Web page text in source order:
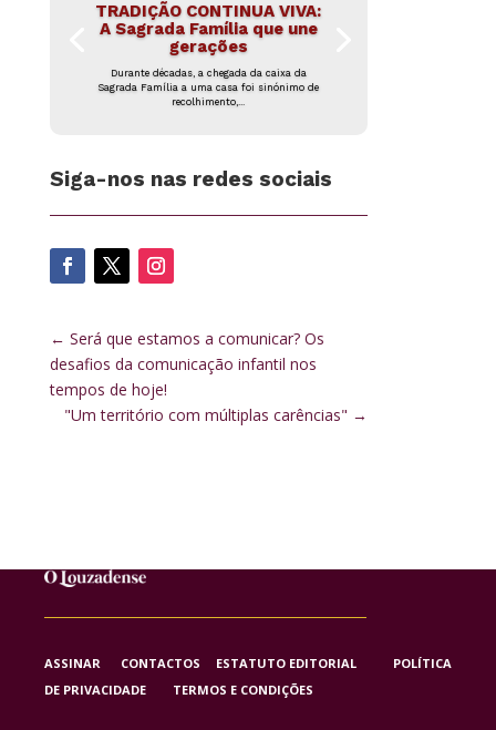
TRADIÇÃO CONTINUA VIVA:
A Sagrada Família que une
gerações
Durante décadas, a chegada da caixa da
Sagrada Família a uma casa foi sinónimo de
recolhimento,...
Siga-nos nas redes sociais
← Será que estamos a comunicar? Os
desafios da comunicação infantil nos
tempos de hoje!
"Um território com múltiplas carências" →
ASSINAR CONTACTOS ESTATUTO EDITORIAL POLÍTICA
DE PRIVACIDADE TERMOS E CONDIÇÕES